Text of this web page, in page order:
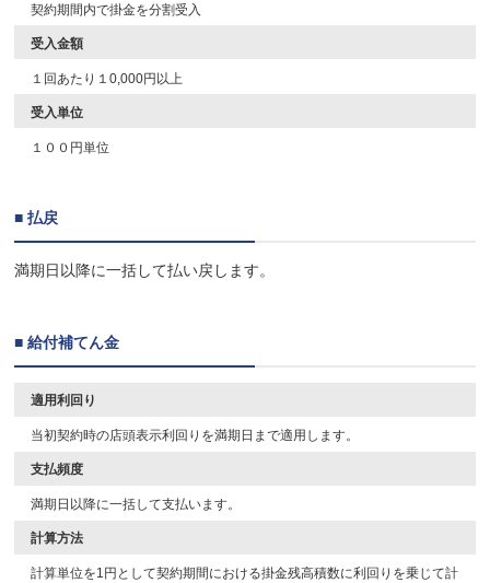
契約期間内で掛金を分割受入
受入金額
１回あたり１0,000円以上
受入単位
１００円単位
■ 払戻
満期日以降に一括して払い戻します。
■ 給付補てん金
適用利回り
当初契約時の店頭表示利回りを満期日まで適用します。
支払頻度
満期日以降に一括して支払います。
計算方法
計算単位を1円として契約期間における掛金残高積数に利回りを乗じて計